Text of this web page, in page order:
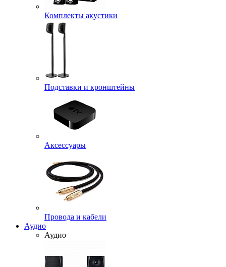
Комплекты акустики
Подставки и кронштейны
Аксессуары
Провода и кабели
Аудио
Аудио